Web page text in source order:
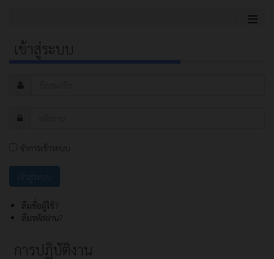
≡
เข้าสู่ระบบ
จำการเข้าระบบ
ลืมชื่อผู้ใช้?
ลืมรหัสผ่าน?
การปฏิบัติงาน